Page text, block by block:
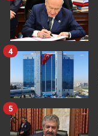
4
5